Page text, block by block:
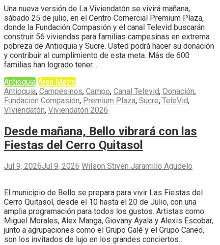
Una nueva versión de La Viviendatón se vivirá mañana,
sábado 25 de julio, en el Centro Comercial Premium Plaza,
donde la Fundación Compasión y el canal Televid buscarán
construir 56 viviendas para familias campesinas en extrema
pobreza de Antioquia y Sucre. Usted podrá hacer su donación
y contribuir al cumplimiento de esta meta. Más de 600
familias han logrado tener…
Antioquia Área Metro
Antioquia, Campesinos, Campo, Canal Televid, Donación,
Fundación Compasión, Premium Plaza, Sucre, TeleVid,
VIviendatón, Viviendatón 2026
Desde mañana, Bello vibrará con las
Fiestas del Cerro Quitasol
Jul 9, 2026Jul 9, 2026 Wilson Stiven Jaramillo Agudelo
El municipio de Bello se prepara para vivir Las Fiestas del
Cerro Quitasol, desde el 10 hasta el 20 de Julio, con una
amplia programación para todos los gustos. Artistas como
Miguel Morales, Alex Manga, Giovany Ayala y Alexis Escobar,
junto a agrupaciones como el Grupo Galé y el Grupo Caneo,
son los invitados de lujo en los grandes conciertos…